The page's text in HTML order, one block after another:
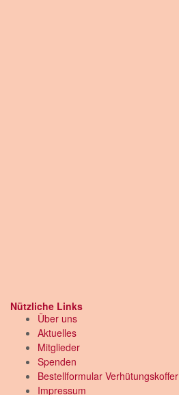
Nützliche Links
Über uns
Aktuelles
Mitglieder
Spenden
Bestellformular Verhütungskoffer
Impressum